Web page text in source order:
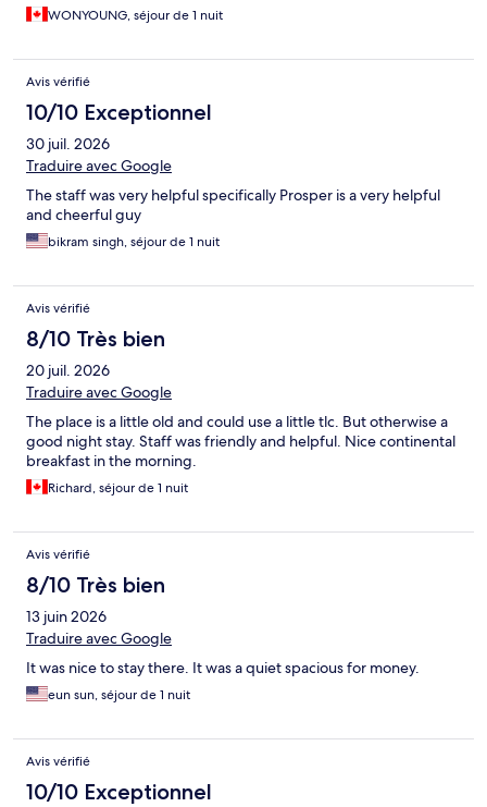
WONYOUNG, séjour de 1 nuit
Avis vérifié
10/10 Exceptionnel
30 juil. 2026
Traduire avec Google
The staff was very helpful specifically Prosper is a very helpful
and cheerful guy
bikram singh, séjour de 1 nuit
Avis vérifié
8/10 Très bien
20 juil. 2026
Traduire avec Google
The place is a little old and could use a little tlc. But otherwise a
good night stay. Staff was friendly and helpful. Nice continental
breakfast in the morning.
Richard, séjour de 1 nuit
Avis vérifié
8/10 Très bien
13 juin 2026
Traduire avec Google
It was nice to stay there. It was a quiet spacious for money.
eun sun, séjour de 1 nuit
Avis vérifié
10/10 Exceptionnel